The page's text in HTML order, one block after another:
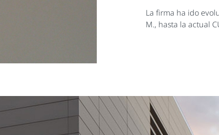
La firma ha ido
M., hasta la actual